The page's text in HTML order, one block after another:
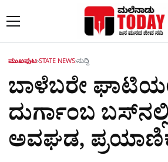
ಮುಖಪುಟ›STATE NEWS›ಸುದ್ದಿ
ಬಾಳೆಬರೇ
ದುರ್ಗಾಂಬ
ಅವಘಡ,